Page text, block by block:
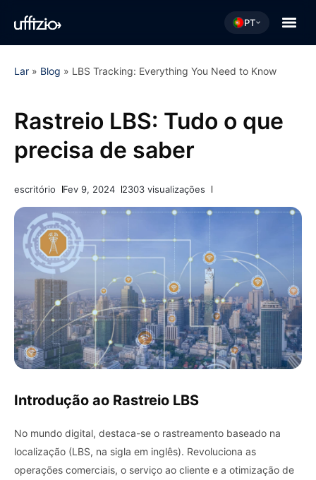
PT
Lar » Blog » LBS Tracking: Everything You Need to Know
Rastreio LBS: Tudo o que
precisa de saber
escritório Fev 9, 2024 2303 visualizações
Introdução ao Rastreio LBS
No mundo digital, destaca-se o rastreamento baseado na
localização (LBS, na sigla em inglês). Revoluciona as
operações comerciais, o serviço ao cliente e a otimização de